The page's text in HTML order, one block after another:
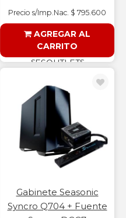
Precio s/Imp.Nac. $ 795.600
AGREGAR AL
CARRITO
§ESOUTLET§
Gabinete Seasonic
Syncro Q704 + Fuente